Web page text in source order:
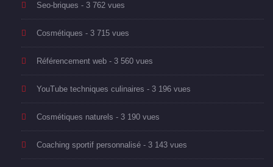
Seo-briques - 3 762 vues
Cosmétiques - 3 715 vues
Référencement web - 3 560 vues
YouTube techniques culinaires - 3 196 vues
Cosmétiques naturels - 3 190 vues
Coaching sportif personnalisé - 3 143 vues